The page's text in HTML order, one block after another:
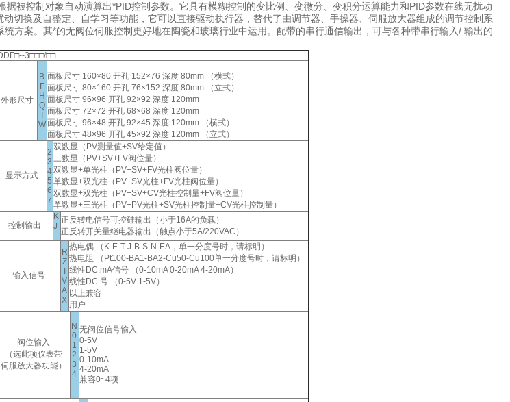
据被控制对象自动演算出*PID控制参数。它具有模糊控制的变比例、变微分、变积分运算能力和PID参数在线无扰动
切换及自整定、自学习等功能，它可以直接驱动执行器，替代了由调节器、手操器、伺服放大器组成的调节控制系
方案。其*的无阀位伺服控制更好地在陶瓷和玻璃行业中运用。配带的串行通信输出，可与各种带串行输入/ 输出的
3□□□/□□
外形尺寸
B
F
H
Q
W
面板尺寸 160×80 开孔 152×76 深度 80mm （横式）
面板尺寸 80×160 开孔 76×152 深度 80mm （立式）
面板尺寸 96×96 开孔 92×92 深度 120mm
面板尺寸 72×72 开孔 68×68 深度 120mm
面板尺寸 96×48 开孔 92×45 深度 120mm （横式）
面板尺寸 48×96 开孔 45×92 深度 120mm （立式）
显示方式
2
3
4
5
6
7
双数显（PV测量值+SV给定值）
三数显（PV+SV+FV阀位量）
双数显+单光柱（PV+SV+FV光柱阀位量）
单数显+双光柱（PV+SV光柱+FV光柱阀位量）
双数显+双光柱（PV+SV+CV光柱控制量+FV阀位量）
单数显+三光柱（PV+PV光柱+SV光柱控制量+CV光柱控制量）
控制输出
K
J
正反转电信号可控硅输出（小于16A的负载）
正反转开关量继电器输出（触点小于5A/220VAC）
输入信号
R
Z
V
A
X
热电偶 （K-E-T-J-B-S-N-EA，单一分度号时，请标明）
热电阻 （Pt100-BA1-BA2-Cu50-Cu100单一分度号时，请标明）
线性DC.mA信号 （0-10mA 0-20mA 4-20mA）
线性DC.号 （0-5V 1-5V）
以上兼容
用户
阀位输入
（选此项仪表带
伺服放大器功能）
N
0
1
2
3
4
无阀位信号输入
0-5V
1-5V
0-10mA
4-20mA
兼容0~4项